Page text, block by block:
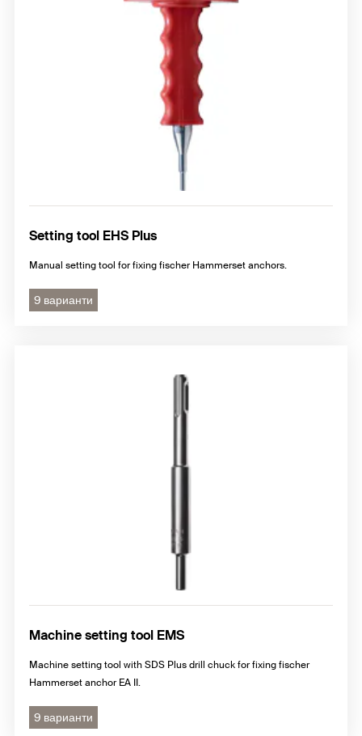
Setting tool EHS Plus
Manual setting tool for fixing fischer Hammerset anchors.
9 варианти
Machine setting tool EMS
Machine setting tool with SDS Plus drill chuck for fixing fischer
Hammerset anchor EA II.
9 варианти